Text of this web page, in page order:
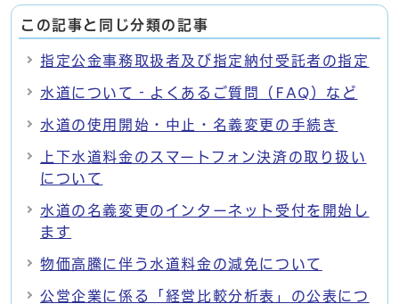
この記事と同じ分類の記事
指定公金事務取扱者及び指定納付受託者の指定
水道について‐よくあるご質問（FAQ）など
水道の使用開始・中止・名義変更の手続き
上下水道料金のスマートフォン決済の取り扱い
について
水道の名義変更のインターネット受付を開始し
ます
物価高騰に伴う水道料金の減免について
公営企業に係る「経営比較分析表」の公表につ